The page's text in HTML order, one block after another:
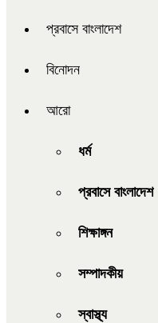
প্রবাসে বাংলাদেশ
বিনোদন
আরো
ধর্ম
প্রবাসে বাংলাদেশ
শিক্ষাঙ্গন
সম্পাদকীয়
স্বাস্থ্য